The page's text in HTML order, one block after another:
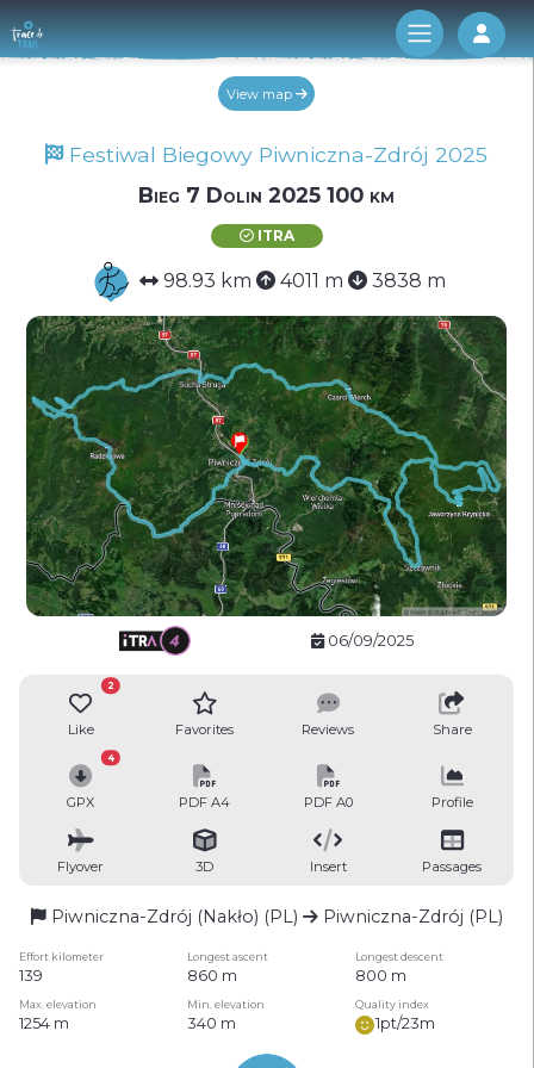
Log
View map
Festiwal Biegowy Piwniczna-Zdrój 2025
Bieg 7 Dolin 2025 100 km
ITRA
98.93 km 4011 m 3838 m
06/09/2025
Like
2
Favorites Reviews Share
GPX
4
PDF A4 PDF A0 Profile
Flyover 3D Insert Passages
Piwniczna-Zdrój (Nakło) (PL) Piwniczna-Zdrój (PL)
Effort kilometer Longest ascent Longest descent
139 860 m 800 m
Max. elevation Min. elevation Quality index
1254 m 340 m 1pt/23m